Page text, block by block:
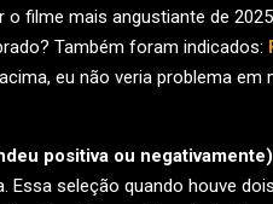
o filme mais angustiante de
Também foram indicados:
eu não veria problema em
positiva ou negativamente)
seleção quando houve